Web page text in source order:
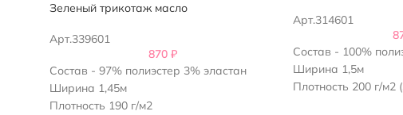
Зеленый трикотаж масло
Арт.339601
870₽
Состав - 97% полиэстер 3% эластан
Ширина 1,45м
Плотность 190 г/м2
Арт.314601
Состав - 100%
Ширина 1,5м
Плотность 200 г/м2